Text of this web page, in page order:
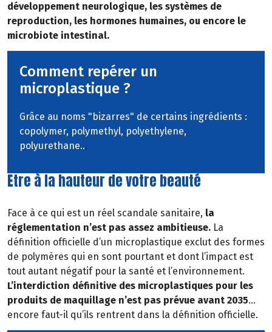
développement neurologique, les systèmes de
reproduction, les hormones humaines, ou encore le
microbiote intestinal.
Comment repérer un
microplastique ?
Grâce au noms "bizarres" de certains ingrédients :
copolymer, polymethyl, polyethylene,
polyurethane...
Etre à la hauteur de votre beauté
Face à ce qui est un réel scandale sanitaire, la
réglementation n’est pas assez ambitieuse. La
définition officielle d’un microplastique exclut des formes
de polymères qui en sont pourtant et dont l’impact est
tout autant négatif pour la santé et l’environnement.
L’interdiction définitive des microplastiques pour les
produits de maquillage n’est pas prévue avant 2035…
encore faut-il qu’ils rentrent dans la définition officielle.